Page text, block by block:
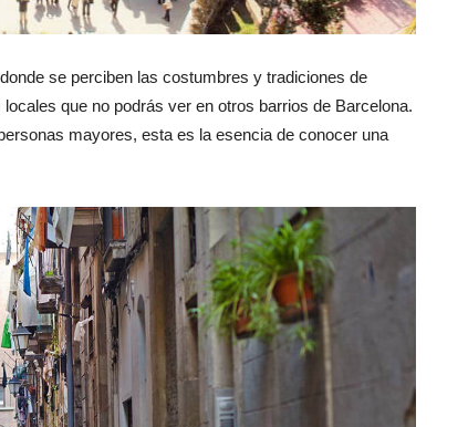
se perciben las costumbres y tradiciones de
que no podrás ver en otros barrios de Barcelona.
mayores, esta es la esencia de conocer una